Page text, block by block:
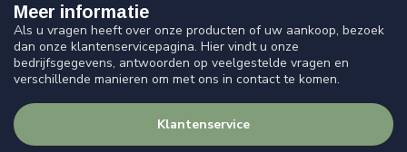
Meer informatie
Als u vragen heeft over onze producten of uw aankoop, bezoek
dan onze klantenservicepagina. Hier vindt u onze
bedrijfsgegevens, antwoorden op veelgestelde vragen en
verschillende manieren om met ons in contact te komen.
Klantenservice